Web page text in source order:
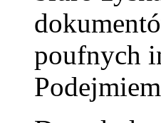
poufnych